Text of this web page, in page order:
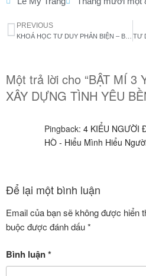
PREVIOUS
Một trả lời cho “BẬT MÍ 3
XÂY DỰNG TÌNH YÊU
Pingback: 4 KIỂU NGƯỜI
HÒ - Hiểu Mình Hiểu
Để lại một bình luận
Email của bạn sẽ không được hiển
buộc được đánh dấu*
Bình luận*